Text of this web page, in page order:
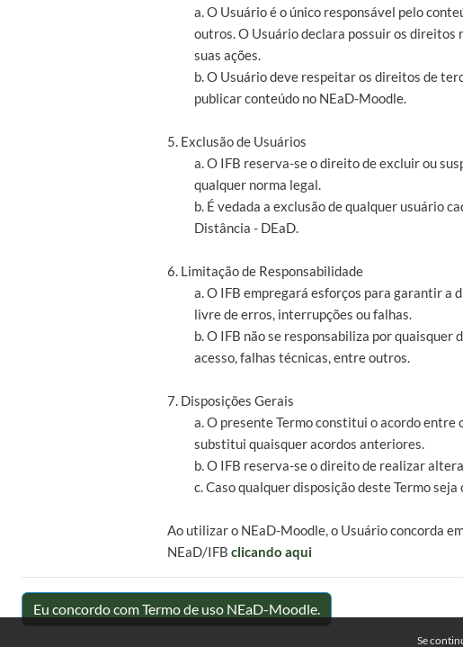
Se
a. O Usuário é o único responsável pelo
outros. O Usuário declara possuir os direitos
suas ações.
b. O Usuário deve respeitar os direitos de
publicar conteúdo no NEaD-Moodle.
5. Exclusão de Usuários
a. O IFB reserva-se o direito de excluir ou
qualquer norma legal.
b. É vedada a exclusão de qualquer usuário
Distância - DEaD.
6. Limitação de Responsabilidade
a. O IFB empregará esforços para garantir a
livre de erros, interrupções ou falhas.
b. O IFB não se responsabiliza por
acesso, falhas técnicas, entre outros.
7. Disposições Gerais
a. O presente Termo constitui o acordo entre
substitui quaisquer acordos anteriores.
b. O IFB reserva-se o direito de realizar
c. Caso qualquer disposição deste Termo
Ao utilizar o NEaD-Moodle, o Usuário concorda
NEaD/IFB clicando aqui
Eu concordo com Termo de uso NEaD-Moodle.